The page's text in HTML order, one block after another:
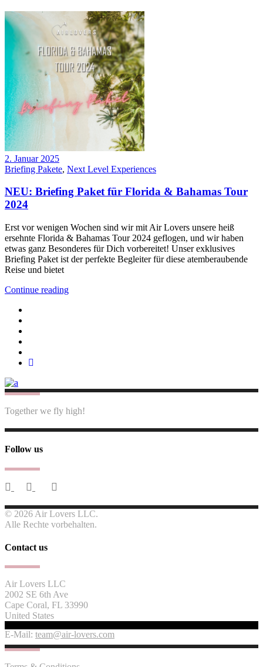
2. Januar 2025
Briefing Pakete, Next Level Experiences
NEU: Briefing Paket für Florida & Bahamas Tour
2024
Erst vor wenigen Wochen sind wir mit Air Lovers unsere heiß
ersehnte Florida & Bahamas Tour 2024 geflogen, und wir haben
etwas ganz Besonderes für Dich vorbereitet! Unser exklusives
Briefing Paket ist der perfekte Begleiter für diese atemberaubende
Reise und bietet
Continue reading
Together we fly high!
Follow us
© 2026 Air Lovers LLC.
Alle Rechte vorbehalten.
Contact us
Air Lovers LLC
2002 SE 6th Ave
Cape Coral, FL 33990
United States
E-Mail: team@air-lovers.com